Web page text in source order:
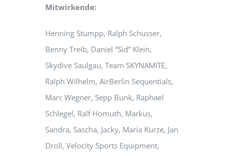
Mitwirkende:
Henning Stumpp, Ralph Schusser,
Benny Treib, Daniel “Sid” Klein,
Skydive Saulgau, Team SKYNAMITE,
Ralph Wilhelm, AirBerlin Sequentials,
Marc Wegner, Sepp Bunk, Raphael
Schlegel, Ralf Homuth, Markus,
Sandra, Sascha, Jacky, Maria Kurze, Jan
Droll, Velocity Sports Equipment,